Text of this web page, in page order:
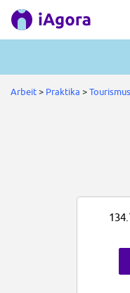
Arbeit> Praktika >Tourismus